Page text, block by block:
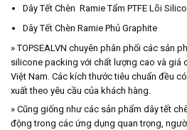
Dây Tết Chèn Ramie Tẩm PTFE Lõi
Dây Tết Chèn Ramie Phủ Graphite
» TOPSEALVN chuyên phân phối các sản
silicone packing với chất lượng cao và giá
Việt Nam. Các kích thước tiêu chuẩn đều
xuất theo yêu cầu của khách hàng.
» Cũng giống như các sản phẩm dây tết
động trong các ứng dụng quan trọng,